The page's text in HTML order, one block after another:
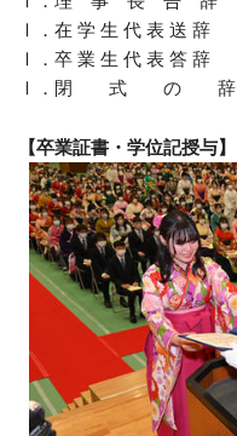
Ⅰ．在 学 生 代 表 送 辞
Ⅰ．卒 業 生 代 表 答 辞
Ⅰ．閉 式 の 辞
【卒業証書・学位記授与】